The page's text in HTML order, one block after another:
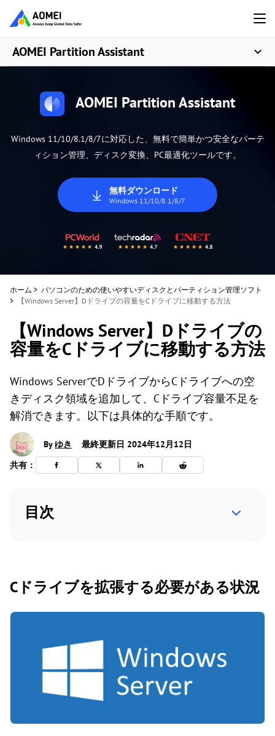
AOMEI Partition Assistant
AOMEI Partition Assistant
Windows 11/10/8.1/8/7に対応した、無料で簡単かつ安全なパーテ
ィション管理、ディスク変換、PC最適化ツールです。
無料ダウンロード
Windows 11/10/8.1/8/7
ホーム > パソコンのための使いやすいディスクとパーティション管理ソフト
>
【Windows Server】Dドライブの容量をCドライブに移動する方法
【Windows Server】Dドライブの
容量をCドライブに移動する方法
Windows ServerでDドライブからCドライブへの空
きディスク領域を追加して、Cドライブ容量不足を
解消できます。以下は具体的な手順です。
By ゆき
最終更新日 2024年12月12日
共有：
目次
Cドライブを拡張する必要がある状況